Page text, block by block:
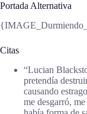
Portada Alternativa
Citas
“Lucian
pretendía
causando
me desgarró,